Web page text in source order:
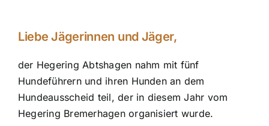
Liebe Jägerinnen und Jäger,
der Hegering Abtshagen nahm mit fünf
Hundeführern und ihren Hunden an dem
Hundeausscheid teil, der in diesem Jahr vom
Hegering Bremerhagen organisiert wurde.